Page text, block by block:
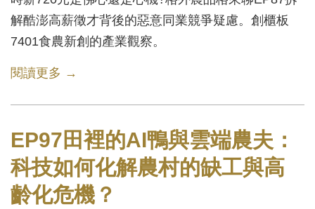
解酷澎高薪徵才背後的惡意同業競爭疑慮。創櫃板
7401食農新創的產業觀察。
閱讀更多 →
EP97田裡的AI鴨與雲端農夫：
科技如何化解農村的缺工與高
齡化危機？